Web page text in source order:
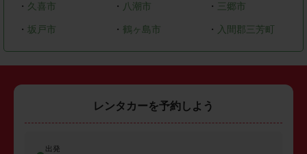
・ 久喜市 ・ 八潮市 ・ 三郷市
・ 坂戸市 ・ 鶴ヶ島市 ・ 入間郡三芳町
レンタカーを予約しよう
出発